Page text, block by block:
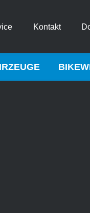
Kontakt